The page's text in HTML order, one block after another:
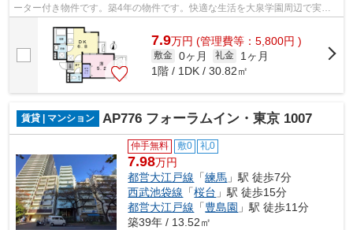
ーター付き物件です。築4年の物件です。快適な生活を大泉学園周辺で実
7.9万円 (管理費等：5,800円 )
敷金 0ヶ月 礼金
1ヶ月
1階 / 1DK / 30.82㎡
賃貸 | マンション AP776 フォーラムイン・東京 1007
仲手無料 敷0 礼0
7.98万円
都営大江戸線 「練馬 」駅 徒歩7分
西武池袋線 「桜台 」駅 徒歩15分
都営大江戸線 「豊島園 」駅 徒歩11分
築39年 / 13.52㎡